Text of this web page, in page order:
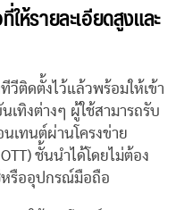
ห้รายละเอียดสูงและ
วีติดตั้งไว้แล้วพร้อมให้เข้า
เทิงต่างๆ ผู้ใช้สามารถรับ
เทนต์ผ่านโครงข่าย
ชั้นนำได้โดยไม่ต้อง
หรืออุปกรณ์มือถือ